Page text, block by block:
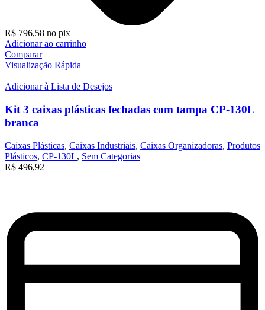
R$ 796,58 no pix
Adicionar ao carrinho
Comparar
Visualização Rápida
Adicionar à Lista de Desejos
Kit 3 caixas plásticas fechadas com tampa CP-130L
branca
Caixas Plásticas, Caixas Industriais, Caixas Organizadoras, Produtos
Plásticos, CP-130L, Sem Categorias
R$ 496,92